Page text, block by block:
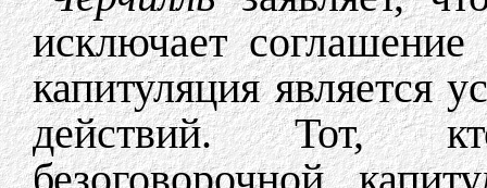
исключает
капитуляция является
действий. Тот,